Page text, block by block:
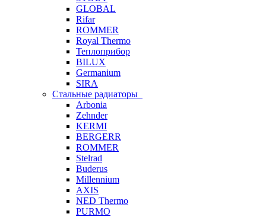
GLOBAL
Rifar
ROMMER
Royal Thermo
Теплоприбор
BILUX
Germanium
SIRA
Стальные радиаторы
Arbonia
Zehnder
KERMI
BERGERR
ROMMER
Stelrad
Buderus
Millennium
AXIS
NED Thermo
PURMO